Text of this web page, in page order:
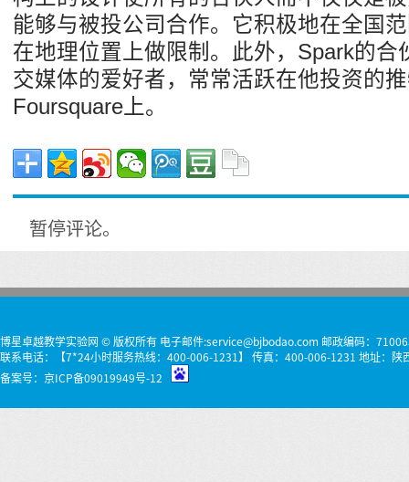
能够与被投公司合作。它积极地在全国
在地理位置上做限制。此外，Spark的合
交媒体的爱好者，常常活跃在他投资的
Foursquare上。
暂停评论。
博星卓越教学实验网 © 版权所有 电子邮件:service@bjbodao.com 邮政编码：
联系电话：【7*24小时服务热线：400-006-1231】 传真：400-006-1231 地址：陕
备案号： 京ICP备09019949号-12